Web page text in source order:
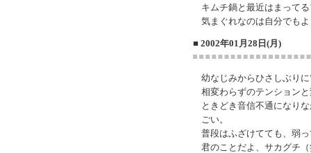
キムチ鍋と最近はまって
気まぐれなのは自分でも
■ 2002年01月28日(月)
幼なじみからひさしぶり
相変わらずのテンション
ときどき音信不通になり
ごい。
普段はふざけてても、弱
君のことだよ、サカグチ